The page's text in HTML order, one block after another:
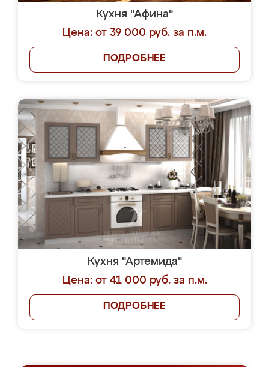
Кухня "Афина"
Цена: от 39 000 руб. за п.м.
ПОДРОБНЕЕ
Кухня "Артемида"
Цена: от 41 000 руб. за п.м.
ПОДРОБНЕЕ